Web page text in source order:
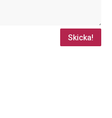
Skicka!